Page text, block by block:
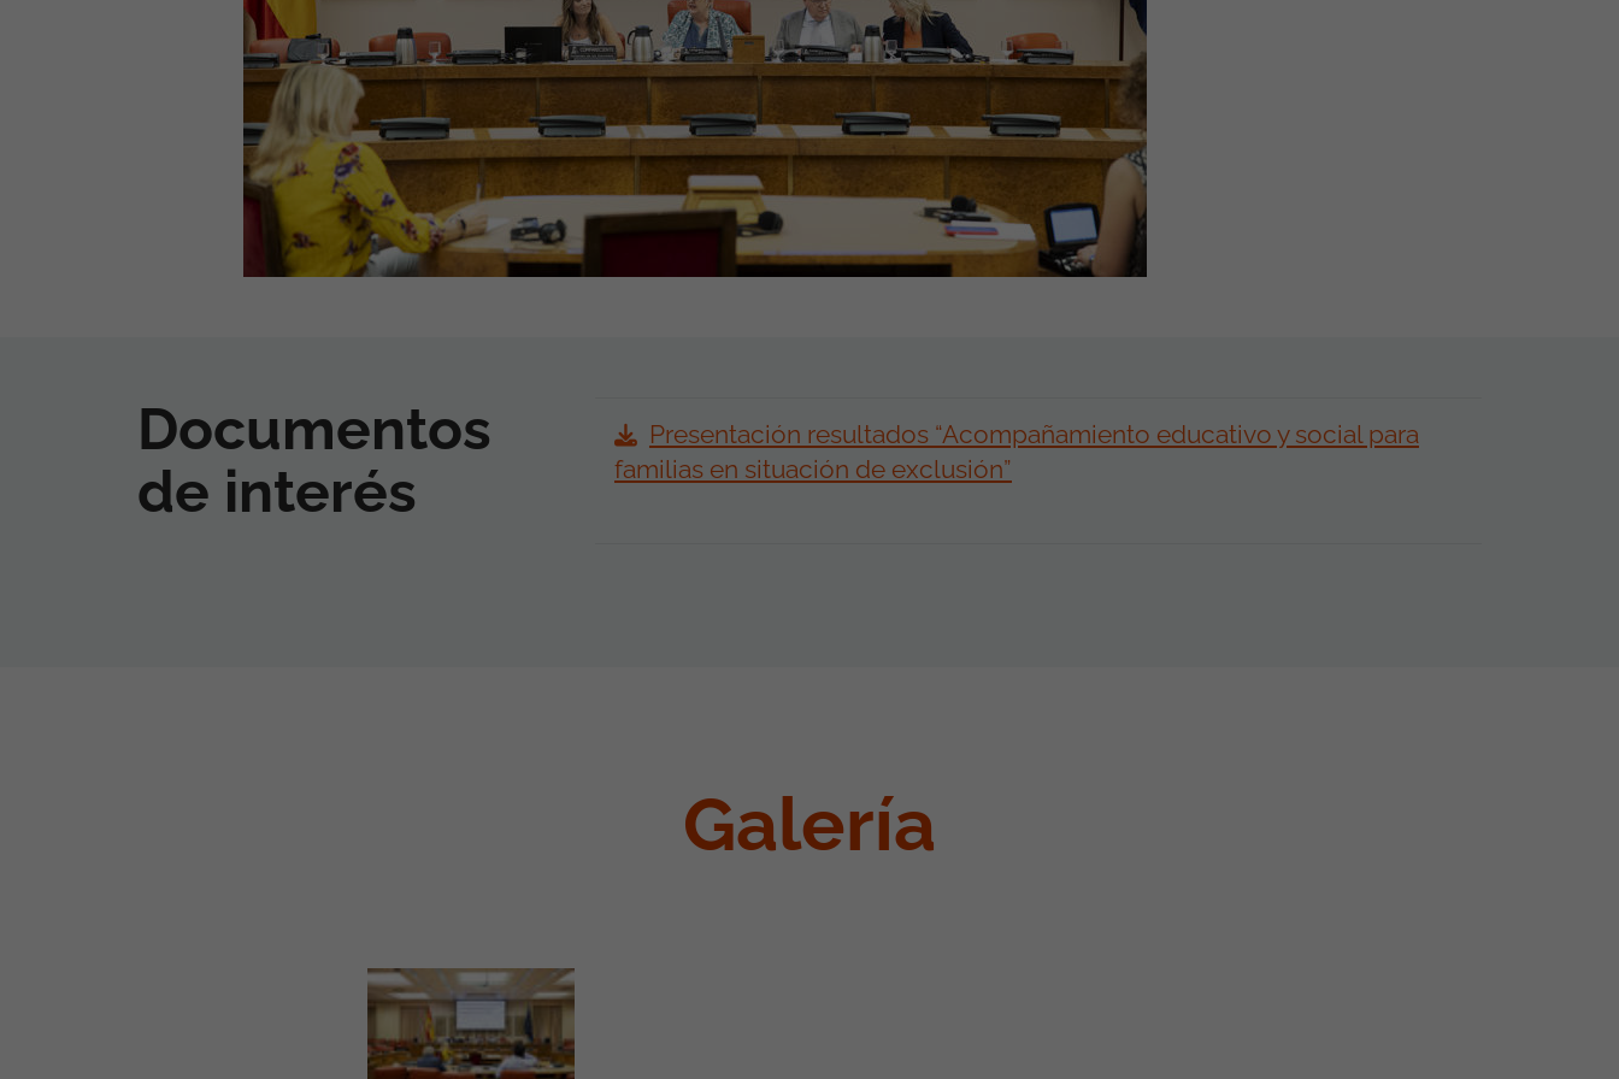
Documentos
de interés
Presentación resultados “Acompañamiento educativo y social para
familias en situación de exclusión”
Galería